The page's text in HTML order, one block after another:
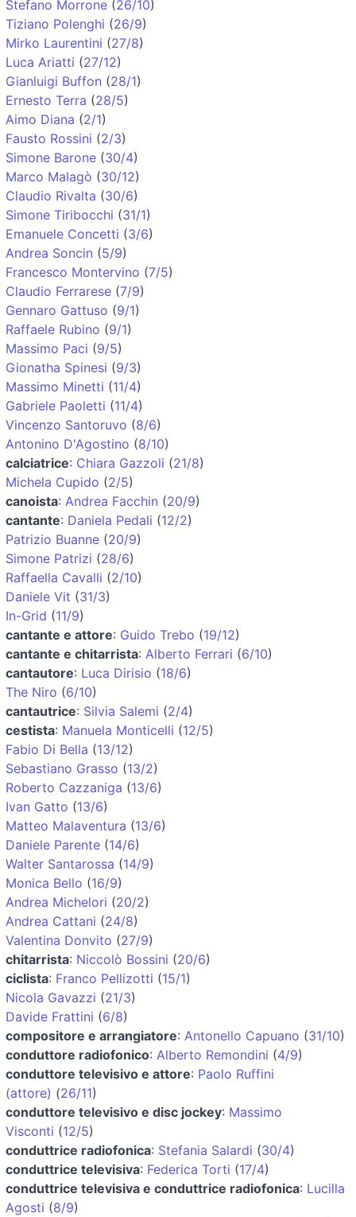
Stefano Morrone (26/10)
Tiziano Polenghi (26/9)
Mirko Laurentini (27/8)
Luca Ariatti (27/12)
Gianluigi Buffon (28/1)
Ernesto Terra (28/5)
Aimo Diana (2/1)
Fausto Rossini (2/3)
Simone Barone (30/4)
Marco Malagò (30/12)
Claudio Rivalta (30/6)
Simone Tiribocchi (31/1)
Emanuele Concetti (3/6)
Andrea Soncin (5/9)
Francesco Montervino (7/5)
Claudio Ferrarese (7/9)
Gennaro Gattuso (9/1)
Raffaele Rubino (9/1)
Massimo Paci (9/5)
Gionatha Spinesi (9/3)
Massimo Minetti (11/4)
Gabriele Paoletti (11/4)
Vincenzo Santoruvo (8/6)
Antonino D'Agostino (8/10)
calciatrice: Chiara Gazzoli (21/8)
Michela Cupido (2/5)
canoista: Andrea Facchin (20/9)
cantante: Daniela Pedali (12/2)
Patrizio Buanne (20/9)
Simone Patrizi (28/6)
Raffaella Cavalli (2/10)
Daniele Vit (31/3)
In-Grid (11/9)
cantante e attore: Guido Trebo (19/12)
cantante e chitarrista: Alberto Ferrari (6/10)
cantautore: Luca Dirisio (18/6)
The Niro (6/10)
cantautrice: Silvia Salemi (2/4)
cestista: Manuela Monticelli (12/5)
Fabio Di Bella (13/12)
Sebastiano Grasso (13/2)
Roberto Cazzaniga (13/6)
Ivan Gatto (13/6)
Matteo Malaventura (13/6)
Daniele Parente (14/6)
Walter Santarossa (14/9)
Monica Bello (16/9)
Andrea Michelori (20/2)
Andrea Cattani (24/8)
Valentina Donvito (27/9)
chitarrista: Niccolò Bossini (20/6)
ciclista: Franco Pellizotti (15/1)
Nicola Gavazzi (21/3)
Davide Frattini (6/8)
compositore e arrangiatore: Antonello Capuano (31/10)
conduttore radiofonico: Alberto Remondini (4/9)
conduttore televisivo e attore: Paolo Ruffini
(attore) (26/11)
conduttore televisivo e disc jockey: Massimo
Visconti (12/5)
conduttrice radiofonica: Stefania Salardi (30/4)
conduttrice televisiva: Federica Torti (17/4)
conduttrice televisiva e conduttrice radiofonica: Lucilla
Agosti (8/9)